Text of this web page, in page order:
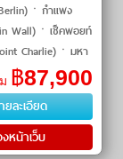
ㆍกำแพง
Wall)ㆍเช็คพอยท์
Charlie)ㆍมหา
(Berlin Cathedral)
นบวร์ค
฿87,900
ยละเอียด
หน้าเว็บ